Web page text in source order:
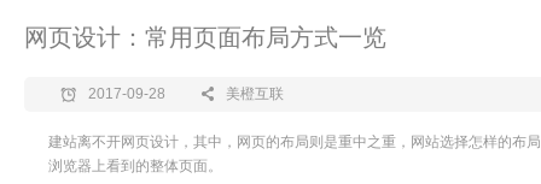
网页设计：常用页面布局方式一览
2017-09-28 美橙互联
建站离不开网页设计，其中，网页的布局则是重中之重，网站选择怎样的布
浏览器上看到的整体页面。